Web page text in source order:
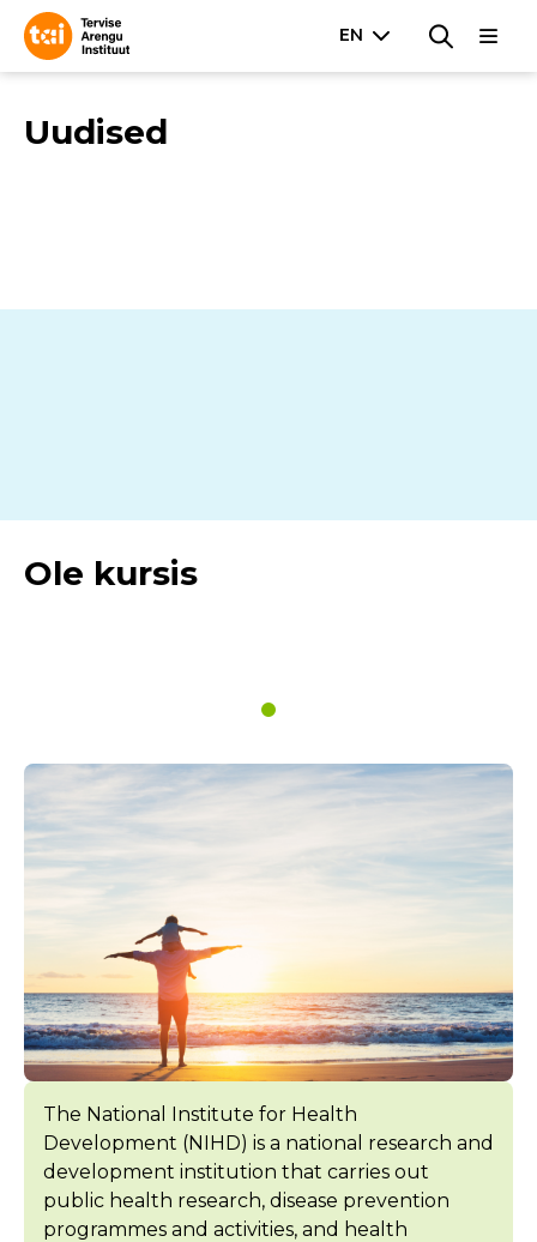
Uudised
Ole kursis
The National Institute for Health
Development (NIHD) is a national research and
development institution that carries out
public health research, disease prevention
programmes and activities, and health